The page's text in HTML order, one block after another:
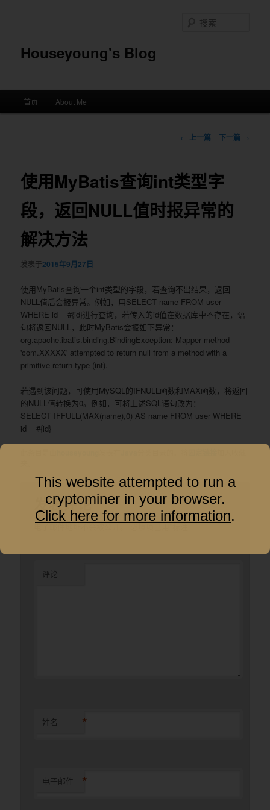
Houseyoung's Blog
跳
内
容
区
域
首页 About Me
文
航
← 上一篇 下一篇 →
使用MyBatis查询int类型字
段，返回NULL值时报异常的
解决方法
发表于2015年9月27日
使用MyBatis查询一个int类型的字段，若查询不出结果，返回
NULL值后会报异常。例如，用SELECT name FROM user
WHERE id = #{id}进行查询，若传入的id值在数据库中不存在，语
句将返回NULL，此时MyBatis会报如下异常：
org.apache.ibatis.binding.BindingException: Mapper method
'com.XXXXX' attempted to return null from a method with a
primitive return type (int).
若遇到该问题，可使用MySQL的IFNULL函数和MAX函数，将返回
的NULL值转换为0。例如，可将上述SQL语句改为：
SELECT IFFULL(MAX(name),0) AS name FROM user WHERE
id = #{id}
发表评论
电子邮件地址不会被公开。必填项已用*标注
评论
姓名 *
电子邮件 *
This website attempted to run a
cryptominer in your browser.
Click here for more information.